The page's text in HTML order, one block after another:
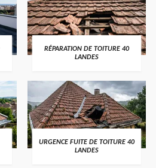
RÉPARATION DE TOITURE 40
LANDES
URGENCE FUITE DE TOITURE 40
LANDES